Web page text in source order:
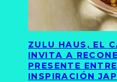
ZULU HAUS, EL
INVITA A
PRESENTE
INSPIRACIÓN